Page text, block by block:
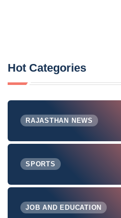
Hot Categories
RAJASTHAN NEWS
SPORTS
JOB AND EDUCATION